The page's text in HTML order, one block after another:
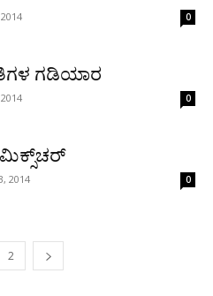
0
ಗಡಿಯಾರ
0
ಮಿಕ್ಸ್‌ಚರ್
2014 0
2